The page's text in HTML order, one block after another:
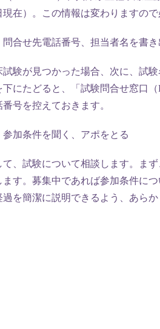
現在）。この情報は変わりますの
合せ先電話番号、担当者名を書き
験が見つかった場合、次に、試
にたどると、「試験問合せ窓口
号を控えておきます。
加条件を聞く、アポをとる
、試験について相談します。ま
ます。募集中であれば参加条件に
を簡潔に説明できるよう、あら